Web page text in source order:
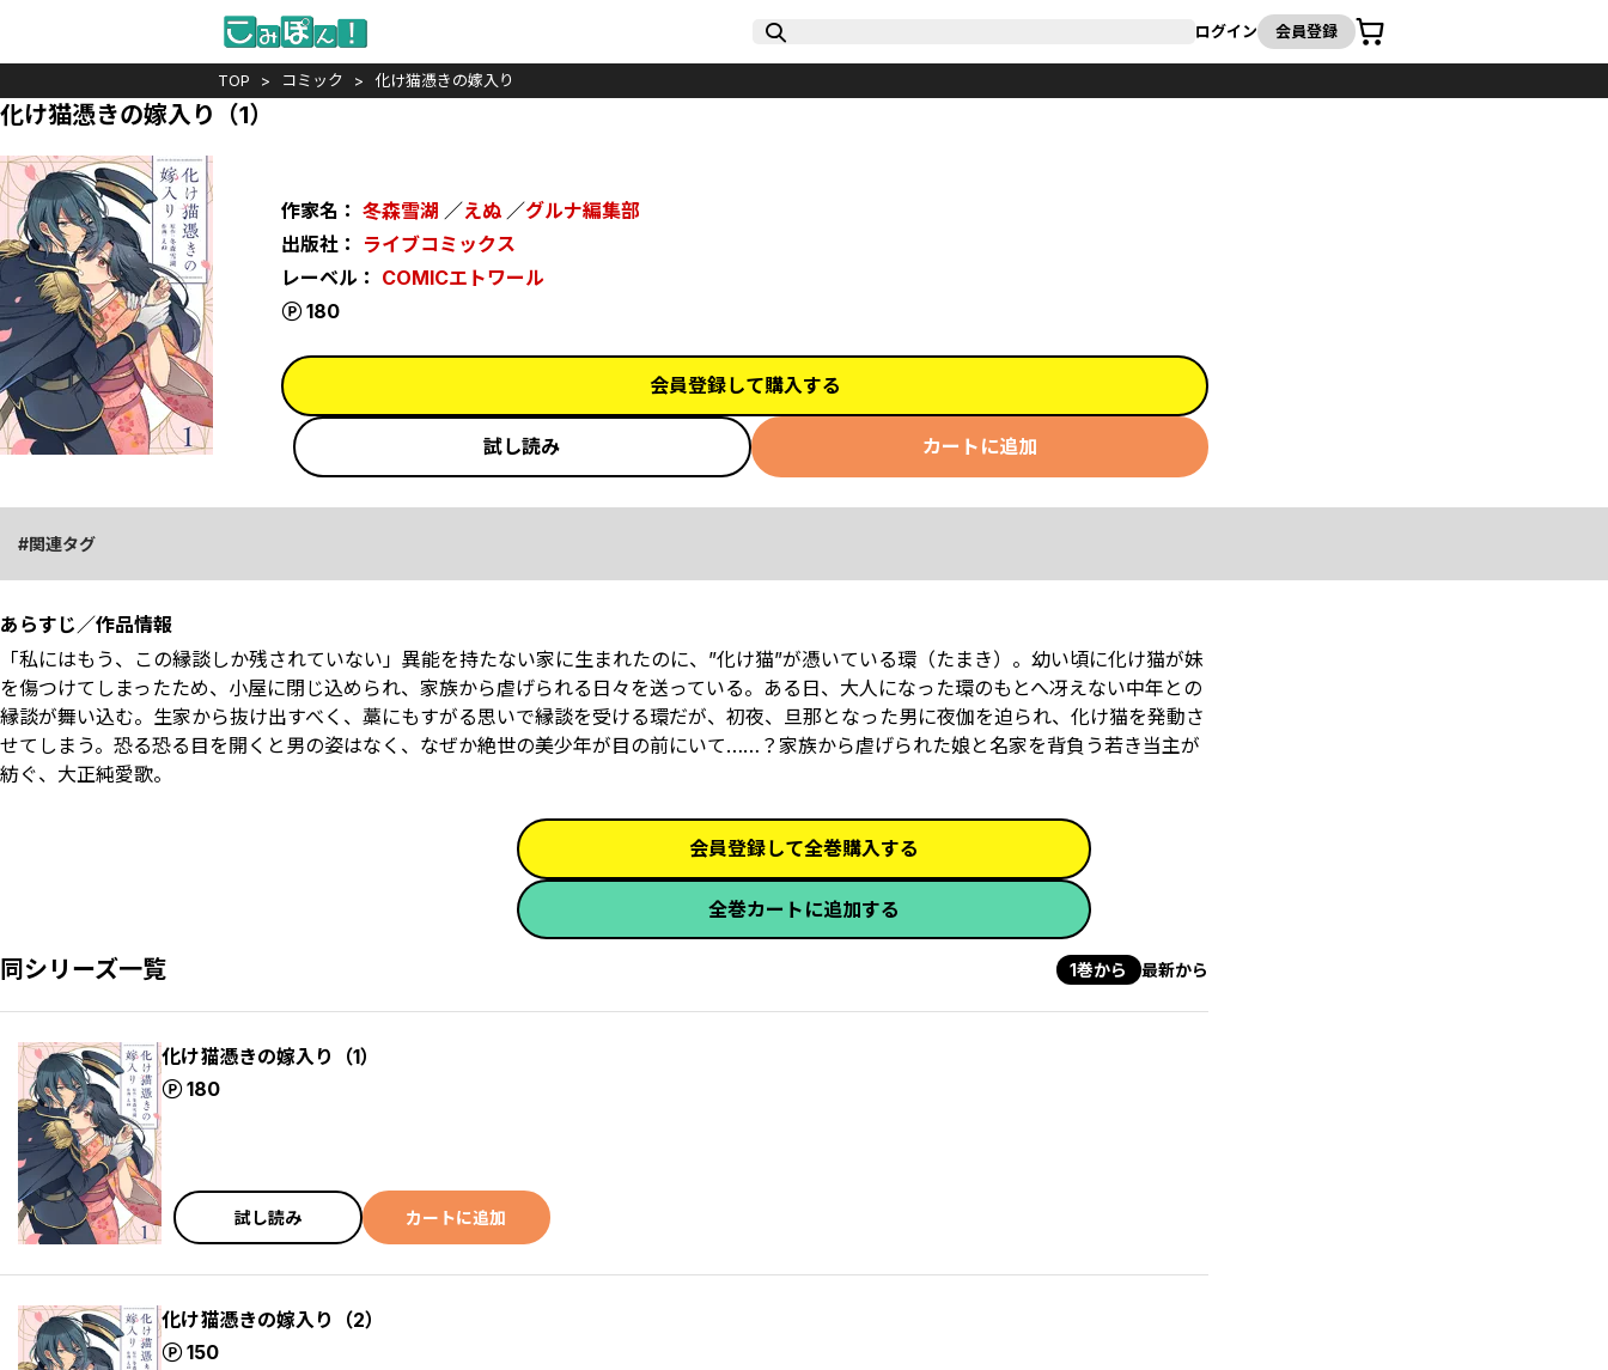
ログイン 会員登録
カート
TOP コミック 化け猫憑きの嫁入り
化け猫憑きの嫁入り（1）
作家名： 冬森雪湖 ／えぬ／グルナ編集部
出版社： ライブコミックス
レーベル： COMICエトワール
180
ポイント
会員登録して購入する
試し読み カートに追加
関連タグ
あらすじ／作品情報
「私にはもう、この縁談しか残されていない」異能を持たない家に生まれたのに、”化け猫”が憑いている環（たまき）。幼い頃に化け猫が妹
を傷つけてしまったため、小屋に閉じ込められ、家族から虐げられる日々を送っている。ある日、大人になった環のもとへ冴えない中年との
縁談が舞い込む。生家から抜け出すべく、藁にもすがる思いで縁談を受ける環だが、初夜、旦那となった男に夜伽を迫られ、化け猫を発動さ
せてしまう。恐る恐る目を開くと男の姿はなく、なぜか絶世の美少年が目の前にいて……？家族から虐げられた娘と名家を背負う若き当主が
紡ぐ、大正純愛歌。
会員登録して全巻購入する
全巻カートに追加する
同シリーズ一覧 1巻から 最新から
化け猫憑きの嫁入り（1）
180
ポイント
試し読み カートに追加
化け猫憑きの嫁入り（2）
150
ポイント